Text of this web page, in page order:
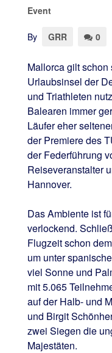
Event
By GRR 0
Mallorca gilt
Urlaubsinsel der
und Triathleten
Balearen immer
Läufer eher
der Premiere des
der Federführung
Reiseveranstalter
Hannover.
Das Ambiente ist
verlockend.
Flugzeit schon
um unter
viel Sonne und
mit 5.065
auf der Halb- und
und Birgit
zwei Siegen die
Majestäten.